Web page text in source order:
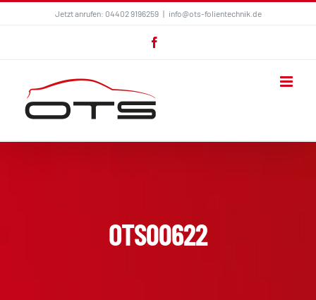
Jetzt anrufen: 04402 9196259 | info@ots-folientechnik.de
OTS00622